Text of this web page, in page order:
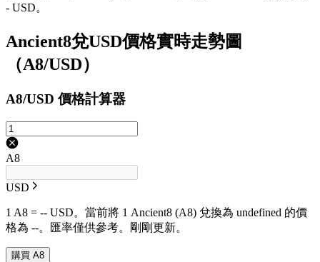
- USD。
Ancient8兌USD價格實時走勢圖
（A8/USD）
A8/USD 價格計算器
A8
USD
1 A8 = -- USD。當前將 1 Ancient8 (A8) 兌換為 undefined 的價
格為 --。匯率僅供參考。剛剛更新。
購買 A8